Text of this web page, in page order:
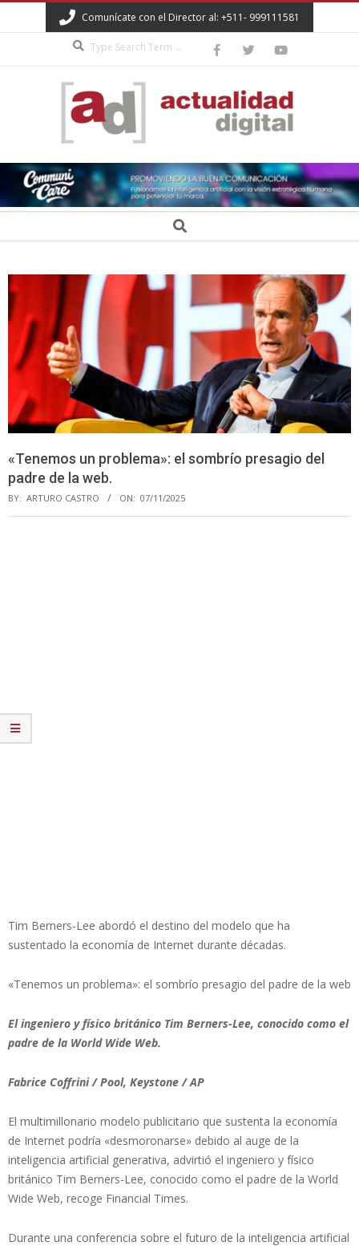
to
Comunícate con el Director al: +511- 999111581
ACTUALIDAD
DIGITAL Search
«Tenemos un problema»: el sombrío presagio del
padre de la web.
BY: ARTURO CASTRO ON: 07/11/2025
Tim Berners-Lee abordó el destino del modelo que ha
sustentado la economía de Internet durante décadas.
«Tenemos un problema»: el sombrío presagio del padre de la web
El ingeniero y físico británico Tim Berners-Lee, conocido como el
padre de la World Wide Web.
Fabrice Coffrini / Pool, Keystone / AP
El multimillonario modelo publicitario que sustenta la economía
de Internet podría «desmoronarse» debido al auge de la
inteligencia artificial generativa, advirtió el ingeniero y físico
británico Tim Berners-Lee, conocido como el padre de la World
Wide Web, recoge Financial Times.
Durante una conferencia sobre el futuro de la inteligencia artificial